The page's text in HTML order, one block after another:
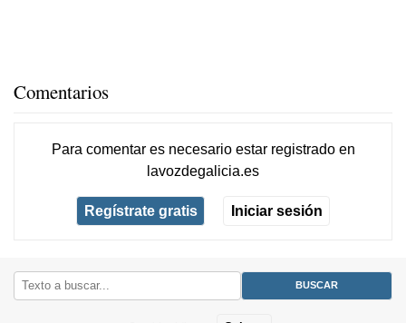
Comentarios
Para comentar es necesario estar registradoen
lavozdegalicia.es
Regístrate gratis Iniciar sesión